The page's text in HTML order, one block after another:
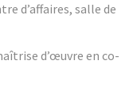
d’affaires, salle de
d’œuvre en co-